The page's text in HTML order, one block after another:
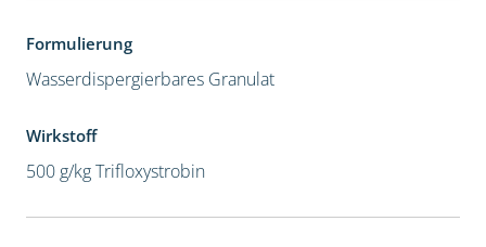
Formulierung
Wasserdispergierbares Granulat
Wirkstoff
500 g/kg Trifloxystrobin